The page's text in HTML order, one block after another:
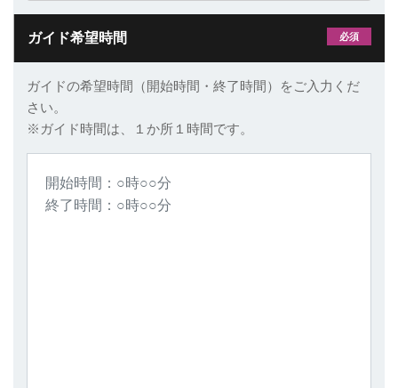
ガイド希望時間 必須
ガイドの希望時間（開始時間・終了時間）をご入力くだ
さい。
※ガイド時間は、１か所１時間です。